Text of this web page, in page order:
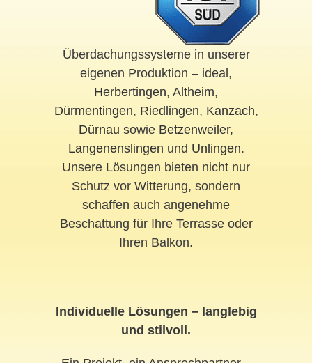
Überdachungssysteme in unserer
eigenen Produktion – ideal,
Herbertingen, Altheim,
Dürmentingen, Riedlingen, Kanzach,
Dürnau sowie Betzenweiler,
Langenenslingen und Unlingen.
Unsere Lösungen bieten nicht nur
Schutz vor Witterung, sondern
schaffen auch angenehme
Beschattung für Ihre Terrasse oder
Ihren Balkon.
Individuelle Lösungen – langlebig
und stilvoll.